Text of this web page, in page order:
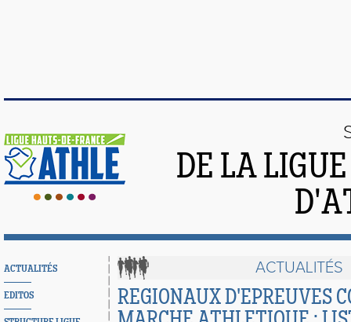
DE LA
ACTUALITÉS
EDITOS
ACTUALITÉS
REGIONAUX D'EPREUVES